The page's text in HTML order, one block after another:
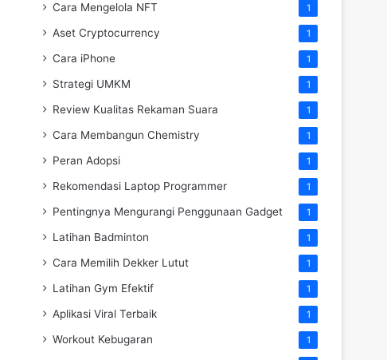
Cara Mengelola NFT 1
Aset Cryptocurrency 1
Cara iPhone 1
Strategi UMKM 1
Review Kualitas Rekaman Suara 1
Cara Membangun Chemistry 1
Peran Adopsi 1
Rekomendasi Laptop Programmer 1
Pentingnya Mengurangi Penggunaan Gadget 1
Latihan Badminton 1
Cara Memilih Dekker Lutut 1
Latihan Gym Efektif 1
Aplikasi Viral Terbaik 1
Workout Kebugaran 1